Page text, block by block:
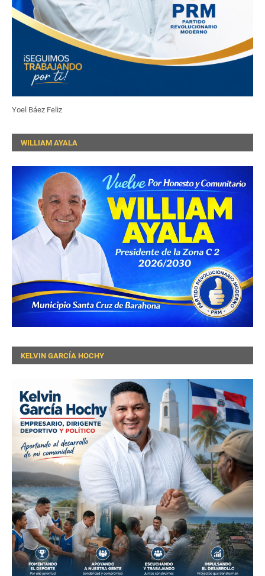
Yoel Báez Feliz
WILLIAM AYALA
KELVIN GARCÍA HOCHY